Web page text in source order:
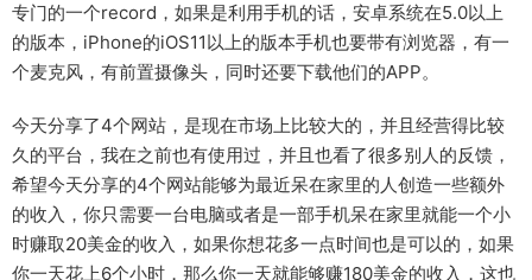
专门的一个record，如果是利用手机的话，安卓系统在5.0以上
的版本，iPhone的iOS11以上的版本手机也要带有浏览器，有一
个麦克风，有前置摄像头，同时还要下载他们的APP。
今天分享了4个网站，是现在市场上比较大的，并且经营得比较
久的平台，我在之前也有使用过，并且也看了很多别人的反馈，
希望今天分享的4个网站能够为最近呆在家里的人创造一些额外
的收入，你只需要一台电脑或者是一部手机呆在家里就能一个小
时赚取20美金的收入，如果你想花多一点时间也是可以的，如果
你一天花上6个小时，那么你一天就能够赚180美金的收入，这也